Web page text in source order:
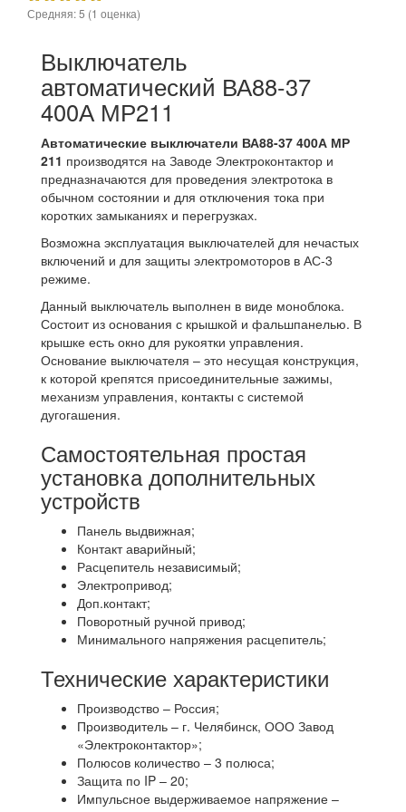
Средняя:5 (1 оценка)
Выключатель
автоматический ВА88-37
400А МР211
Автоматические выключатели ВА88-37 400А МР
211 производятся на Заводе Электроконтактор и
предназначаются для проведения электротока в
обычном состоянии и для отключения тока при
коротких замыканиях и перегрузках.
Возможна эксплуатация выключателей для нечастых
включений и для защиты электромоторов в АС-3
режиме.
Данный выключатель выполнен в виде моноблока.
Состоит из основания с крышкой и фальшпанелью. В
крышке есть окно для рукоятки управления.
Основание выключателя – это несущая конструкция,
к которой крепятся присоединительные зажимы,
механизм управления, контакты с системой
дугогашения.
Самостоятельная простая
установка дополнительных
устройств
Панель выдвижная;
Контакт аварийный;
Расцепитель независимый;
Электропривод;
Доп.контакт;
Поворотный ручной привод;
Минимального напряжения расцепитель;
Технические характеристики
Производство – Россия;
Производитель – г. Челябинск, ООО Завод
«Электроконтактор»;
Полюсов количество – 3 полюса;
Защита по IP – 20;
Импульсное выдерживаемое напряжение –